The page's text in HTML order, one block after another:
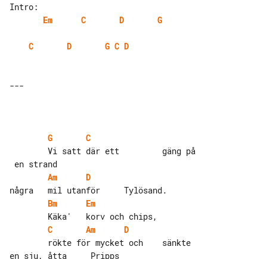
Em
C D G
C D G C D
---
G
C
Am
D
Bm
Em
C
Am
D